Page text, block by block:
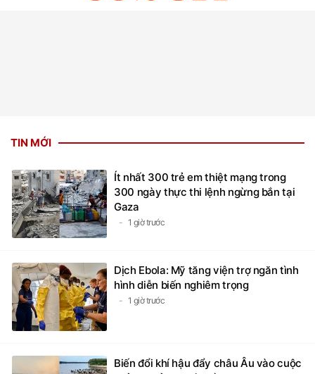
TIN MỚI
Ít nhất 300 trẻ em thiệt mạng trong
300 ngày thực thi lệnh ngừng bắn tại
Gaza
1 giờ trước
Dịch Ebola: Mỹ tăng viện trợ ngăn tình
hình diễn biến nghiêm trọng
1 giờ trước
Biến đổi khí hậu đẩy châu Âu vào cuộc